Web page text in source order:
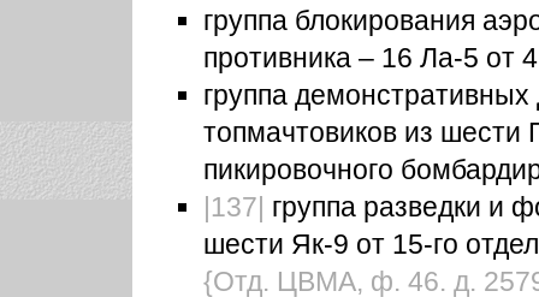
группа блокирования
противника – 16 Ла-5 от
группа
топмачтовиков из шести
пикировочного
|137| группа разведки и
шести Як-9 от 15-го
{Отд. ЦВМА, ф. 46. д.